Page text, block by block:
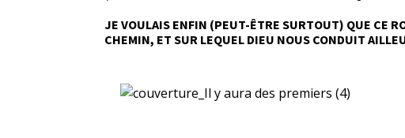
JE VOULAIS ENFIN (PEUT-ÊTRE SURTOUT) QUE CE
CHEMIN, ET SUR LEQUEL DIEU NOUS CONDUIT